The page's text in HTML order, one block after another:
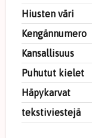
Hiusten väri
Kengännumero
Kansallisuus
Puhutut kielet
Häpykarvat
tekstiviestejä